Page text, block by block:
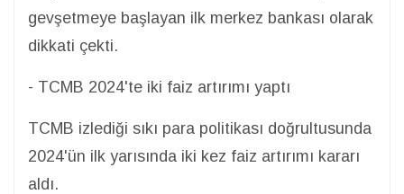
gevşetmeye başlayan ilk merkez bankası olarak
dikkati çekti.
- TCMB 2024'te iki faiz artırımı yaptı
TCMB izlediği sıkı para politikası doğrultusunda
2024'ün ilk yarısında iki kez faiz artırımı kararı
aldı.